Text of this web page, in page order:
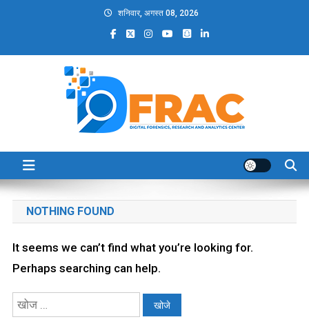
शनिवार, अगस्त 08, 2026
DFRAC_ORG
NOTHING FOUND
It seems we can’t find what you’re looking for.
Perhaps searching can help.
निम्न